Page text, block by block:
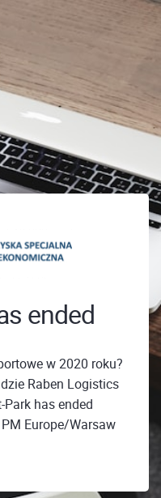
ended
w 2020 roku?
Raben Logistics
Park has ended
Europe/Warsaw